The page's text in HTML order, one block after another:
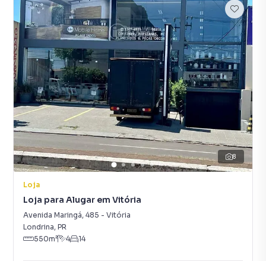
8
Loja
Loja para Alugar em Vitória
Avenida Maringá, 485 - Vitória
Londrina, PR
550m² 4 14